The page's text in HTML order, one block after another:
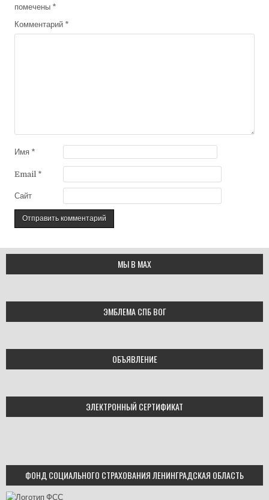
помечены *
Комментарий *
Имя *
Email *
Сайт
МЫ В МАХ
ЭМБЛЕМА СПБ ВОГ
ОБЪЯВЛЕНИЕ
ЭЛЕКТРОННЫЙ СЕРТИФИКАТ
ФОНД СОЦИАЛЬНОГО СТРАХОВАНИЯ ЛЕНИНГРАДСКАЯ ОБЛАСТЬ